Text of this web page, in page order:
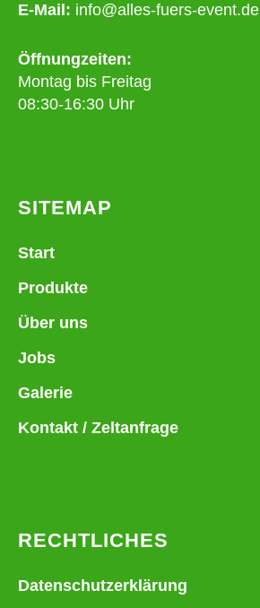
E-Mail: info@alles-fuers-event.de
Öffnungzeiten:
Montag bis Freitag
08:30-16:30 Uhr
SITEMAP
Start
Produkte
Über uns
Jobs
Galerie
Kontakt / Zeltanfrage
RECHTLICHES
Datenschutzerklärung